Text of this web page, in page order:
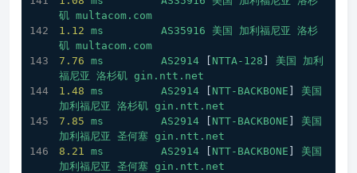
矶 multacom.com
1.12 ms AS35916 美国 加利福尼亚 洛杉
矶 multacom.com
7.76 ms AS2914 NTTA-128 美国
加利
福尼亚 洛杉矶 gin.ntt.net
1.48 ms AS2914 NTT-BACKBONE
美国
加利福尼亚 洛杉矶 gin.ntt.net
7.85 ms AS2914 NTT-BACKBONE
美国
加利福尼亚 圣何塞 gin.ntt.net
8.21 ms AS2914 NTT-BACKBONE
美国
加利福尼亚 圣何塞 gin.ntt.net